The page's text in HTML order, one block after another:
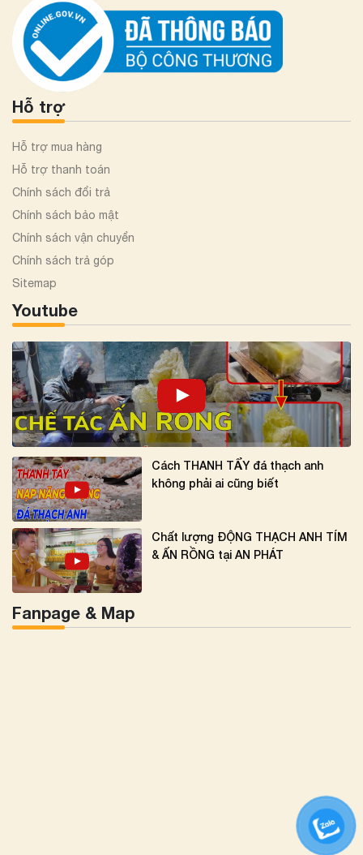
Hỗ trợ
Hỗ trợ mua hàng
Hỗ trợ thanh toán
Chính sách đổi trả
Chính sách bảo mật
Chính sách vận chuyển
Chính sách trả góp
Sitemap
Youtube
Cách THANH TẨY đá thạch anh
không phải ai cũng biết
Chất lượng ĐỘNG THẠCH ANH TÍM
& ẤN RỒNG tại AN PHÁT
Fanpage & Map